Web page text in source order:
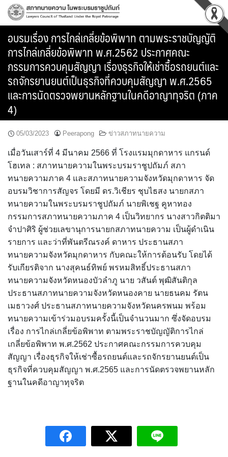
Skip
อบรมเรื่อง การไกล่เกลี่ยข้อพิพาท ตามพระราชบัญญัติ
การไกล่เกลี่ยข้อพิพาท พ.ศ.2562 ประกาศคณะ
กรรมการควบคุมสัญญา เรื่องธุรกิจให้เช่าซื้อรถยนต์และ
รถจักรยานยนต์เป็นธุรกิจที่ควบคุมสัญญา พ.ศ.2565
และการนัดตรวจพยานหลักฐานในคดีอาญาทุจริต (ภาค
4)
05/03/2023 Peerapong ข่าวสภาทนายความ
เมื่อวันเสาร์ที่ 4 มีนาคม 2566 ที่ โรงแรมมุกดาหาร แกรนด์
โฮเทล : สภาทนายความในพระบรมราชูปถัมภ์ สภา
ทนายความภาค 4 และสภาทนายความจังหวัดมุกดาหาร จัด
อบรมวิชาการสัญจร โดยมี ดร.วิเชียร ชุบไธสง นายกสภา
ทนายความในพระบรมราชูปถัมภ์ นายพิเชฐ คูหาทอง
กรรมการสภาทนายความภาค 4 เป็นวิทยากร นางสาวกิตติมา
จำปาศิริ ผู้ช่วยเลขานุการนายกสภาทนายความ เป็นผู้ดำเนิน
รายการ และว่าที่พันตรีณรงค์ ดาหาร ประธานสภา
ทนายความจังหวัดมุกดาหาร กับคณะให้การต้อนรับ โดยได้
รับเกียรติจาก นางสุคนธ์ทิพย์ พรหมสิทธิ์ประธานสภา
ทนายความจังหวัดหนองบัวลำภู นาย วสันต์ พุฒิสันติกุล
ประธานสภาทนายความจังหวัดหนองคาย นายธนคม รัตน
เมธาวงศ์ ประธานสภาทนายความจังหวัดนครพนม พร้อม
ทนายความเข้าร่วมอบรมครั้งนี้เป็นจำนวนมาก ซึ่งจัดอบรม
เรื่อง การไกล่เกลี่ยข้อพิพาท ตามพระราชบัญญัติการไกล่
เกลี่ยข้อพิพาท พ.ศ.2562 ประกาศคณะกรรมการควบคุม
สัญญา เรื่องธุรกิจให้เช่าซื้อรถยนต์และรถจักรยานยนต์เป็น
ธุรกิจที่ควบคุมสัญญา พ.ศ.2565 และการนัดตรวจพยานหลัก
ฐานในคดีอาญาทุจริต